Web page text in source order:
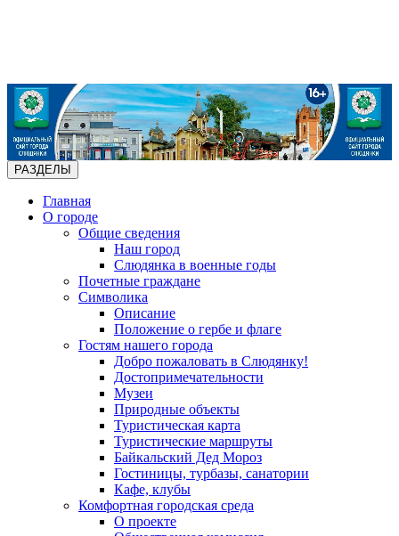
РАЗДЕЛЫ
Главная
О городе
Общие сведения
Наш город
Слюдянка в военные годы
Почетные граждане
Символика
Описание
Положение о гербе и флаге
Гостям нашего города
Добро пожаловать в Слюдянку!
Достопримечательности
Музеи
Природные объекты
Туристическая карта
Туристические маршруты
Байкальский Дед Мороз
Гостиницы, турбазы, санатории
Кафе, клубы
Комфортная городская среда
О проекте